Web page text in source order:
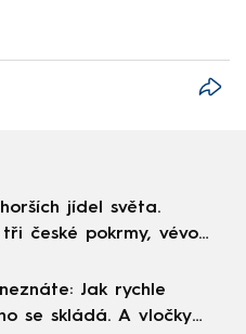
jídel světa.
české pokrmy, vévodí
Jak rychle
se skládá. A vločky